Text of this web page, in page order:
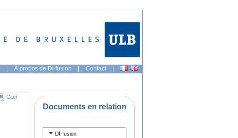
| À propos de DI-fusion | Contact |
Citer
Documents en relation
DI-fusion